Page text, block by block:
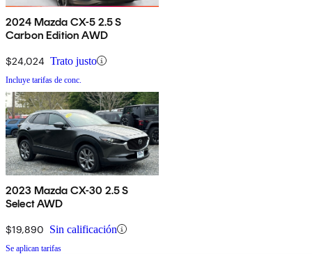
2024 Mazda CX-5 2.5 S
Carbon Edition AWD
$24,024 Trato justo
Incluye tarifas de conc.
2023 Mazda CX-30 2.5 S
Select AWD
$19,890 Sin calificación
Se aplican tarifas